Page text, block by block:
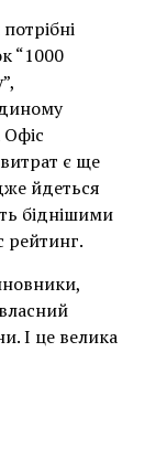
“1000
є ще
йдеться
біднішими
рейтинг.
І це велика